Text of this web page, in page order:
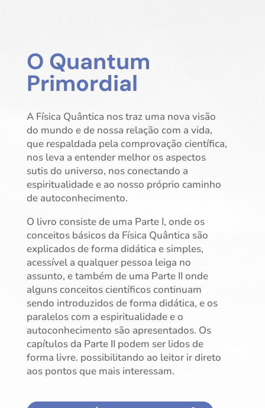
O Quantum
Primordial
A Física Quântica nos traz uma nova visão
do mundo e de nossa relação com a vida,
que respaldada pela comprovação científica,
nos leva a entender melhor os aspectos
sutis do universo, nos conectando a
espiritualidade e ao nosso próprio caminho
de autoconhecimento.
O livro consiste de uma Parte I, onde os
conceitos básicos da Física Quântica são
explicados de forma didática e simples,
acessível a qualquer pessoa leiga no
assunto, e também de uma Parte II onde
alguns conceitos científicos continuam
sendo introduzidos de forma didática, e os
paralelos com a espiritualidade e o
autoconhecimento são apresentados. Os
capítulos da Parte II podem ser lidos de
forma livre. possibilitando ao leitor ir direto
aos pontos que mais interessam.